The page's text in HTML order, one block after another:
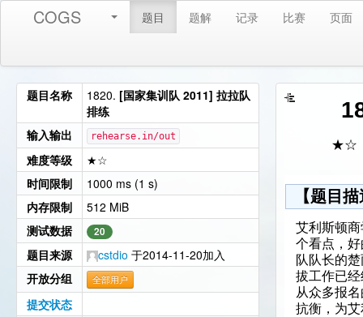
COGS 题目 题解 记录 比赛 页面
题目名称 1820. [国家集训队 2011] 拉拉队
排练
输入输出
rehearse.in/out
难度等级
★☆
时间限制
1000 ms (1 s)
内存限制
512 MiB
测试数据
20
题目来源 cstdio 于2014-11-20加入
开放分组
全部用户
提交状态
★☆
【题目
艾利斯顿
个看点，
队队长的
拔工作已
从众多报
抗衡，为